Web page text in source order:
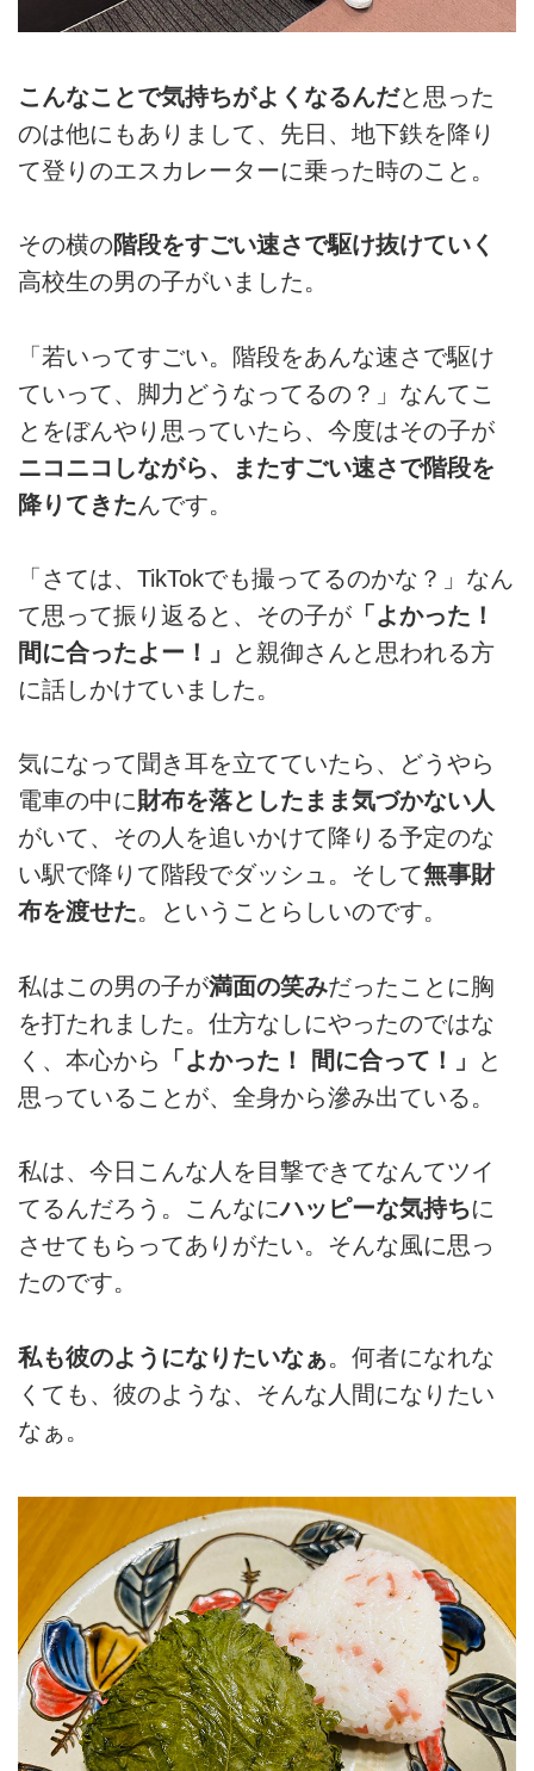
こんなことで気持ちがよくなるんだと思った
のは他にもありまして、先日、地下鉄を降り
て登りのエスカレーターに乗った時のこと。
その横の階段をすごい速さで駆け抜けていく
高校生の男の子がいました。
「若いってすごい。階段をあんな速さで駆け
ていって、脚力どうなってるの？」なんてこ
とをぼんやり思っていたら、今度はその子が
ニコニコしながら、またすごい速さで階段を
降りてきたんです。
「さては、TikTokでも撮ってるのかな？」なん
て思って振り返ると、その子が 「よかった！
間に合ったよー！」
と親御さんと思われる方
に話しかけていました。
気になって聞き耳を立てていたら、どうやら
電車の中に財布を落としたまま気づかない人
がいて、その人を追いかけて降りる予定のな
い駅で降りて階段でダッシュ。そして無事財
布を渡せた。ということらしいのです。
私はこの男の子が満面の笑みだったことに胸
を打たれました。仕方なしにやったのではな
く、本心から
「よかった！ 間に合って！」
と
思っていることが、全身から滲み出ている。
私は、今日こんな人を目撃できてなんてツイ
てるんだろう。こんなにハッピーな気持ちに
させてもらってありがたい。そんな風に思っ
たのです。
私も彼のようになりたいなぁ。何者になれな
くても、彼のような、そんな人間になりたい
なぁ。